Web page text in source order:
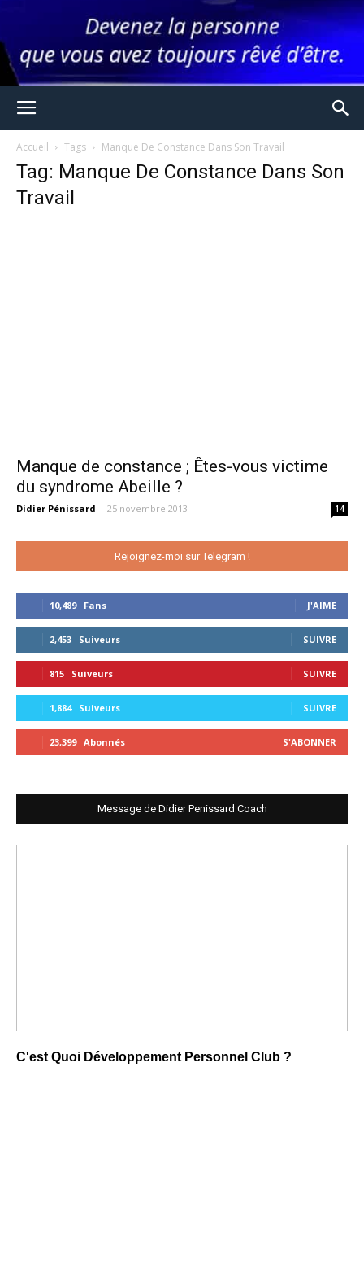
Accueil Tags Manque De Constance Dans Son Travail
Tag: Manque De Constance Dans Son
Travail
Manque de constance ; Êtes-vous victime
du syndrome Abeille ?
Didier Pénissard - 25 novembre 2013 14
Rejoignez-moi sur Telegram !
10,489 Fans J'AIME
2,453 Suiveurs SUIVRE
815 Suiveurs SUIVRE
1,884 Suiveurs SUIVRE
23,399 Abonnés S'ABONNER
Message de Didier Penissard Coach
C'est Quoi Développement Personnel Club ?